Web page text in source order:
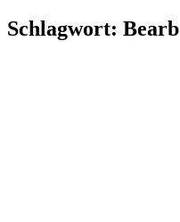
Schlagwort: Bearb